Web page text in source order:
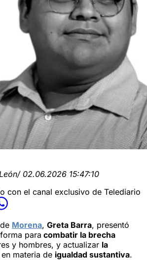
/ 02.06.2026 15:47:10
con el canal exclusivo de Telediario
Morena, Greta Barra, presentó
para combatir la brecha
y hombres, y actualizar la
en materia de igualdad sustantiva.